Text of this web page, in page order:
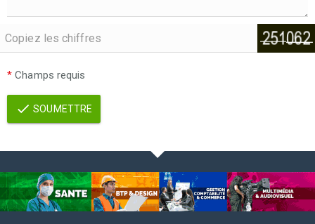
* Champs requis
SOUMETTRE